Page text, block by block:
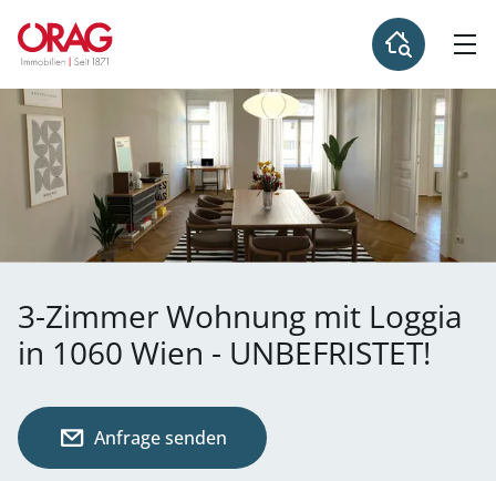
3-Zimmer Wohnung mit Loggia
in 1060 Wien - UNBEFRISTET!
Anfrage senden